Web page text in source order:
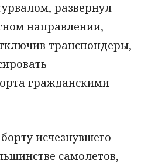
развернул
направлении,
транспондеры,
гражданскими
исчезнувшего
самолетов,